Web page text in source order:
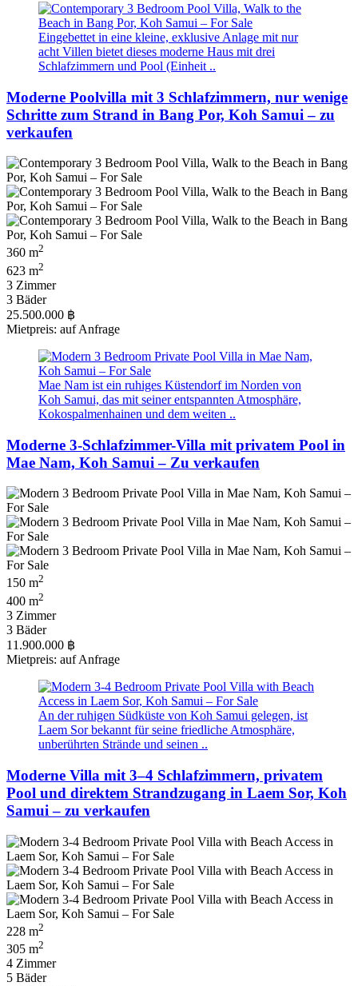
Eingebettet in eine kleine, exklusive Anlage mit nur
acht Villen bietet dieses moderne Haus mit drei
Schlafzimmern und Pool (Einheit ..
Moderne Poolvilla mit 3 Schlafzimmern, nur wenige
Schritte zum Strand in Bang Por, Koh Samui – zu
verkaufen
360 m2
623 m2
3 Zimmer
3 Bäder
25.500.000 ฿
Mietpreis: auf Anfrage
Mae Nam ist ein ruhiges Küstendorf im Norden von
Koh Samui, das mit seiner entspannten Atmosphäre,
Kokospalmenhainen und dem weiten ..
Moderne 3-Schlafzimmer-Villa mit privatem Pool in
Mae Nam, Koh Samui – Zu verkaufen
150 m2
400 m2
3 Zimmer
3 Bäder
11.900.000 ฿
Mietpreis: auf Anfrage
An der ruhigen Südküste von Koh Samui gelegen, ist
Laem Sor bekannt für seine friedliche Atmosphäre,
unberührten Strände und seinen ..
Moderne Villa mit 3–4 Schlafzimmern, privatem
Pool und direktem Strandzugang in Laem Sor, Koh
Samui – zu verkaufen
228 m2
305 m2
4 Zimmer
5 Bäder